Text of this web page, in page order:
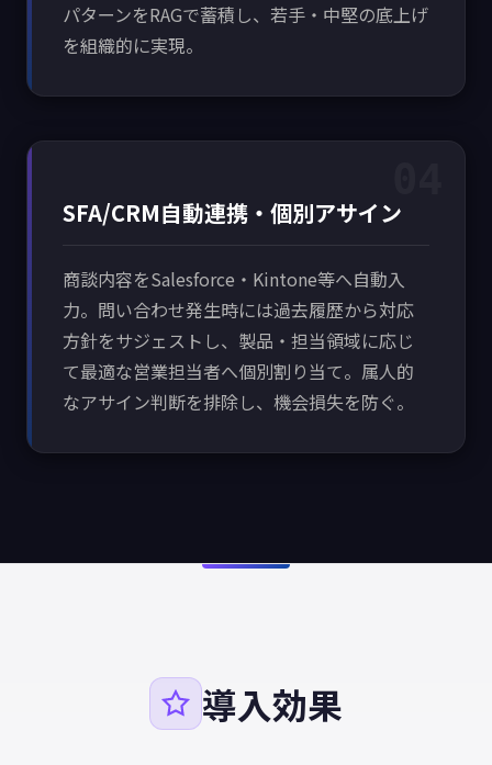
パターンをRAGで蓄積し、若手・中堅の底上げ
を組織的に実現。
SFA/CRM自動連携・個別アサイン
商談内容をSalesforce・Kintone等へ自動入
力。問い合わせ発生時には過去履歴から対応
方針をサジェストし、製品・担当領域に応じ
て最適な営業担当者へ個別割り当て。属人的
なアサイン判断を排除し、機会損失を防ぐ。
導入効果